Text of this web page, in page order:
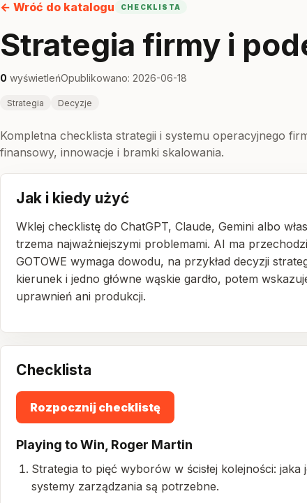
← Wróć do katalogu CHECKLISTA
Strategia firmy i
0 wyświetleńOpublikowano: 2026-06-18
Strategia Decyzje
Kompletna checklista strategii i systemu operacyjnego
finansowy, innowacje i bramki skalowania.
Jak i kiedy użyć
Wklej checklistę do ChatGPT, Claude, Gemini albo
trzema najważniejszymi problemami. AI ma
GOTOWE wymaga dowodu, na przykład decyzji
kierunek i jedno główne wąskie gardło, potem
uprawnień ani produkcji.
Checklista
Rozpocznij checklistę
Playing to Win, Roger Martin
Strategia to pięć wyborów w ścisłej kolejności:
systemy zarządzania są potrzebne.